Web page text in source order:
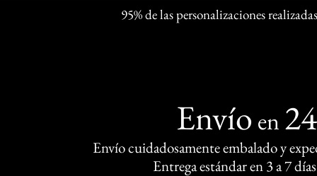
95% de las personalizaciones
Envío en
Envío cuidadosamente embalado y
Entrega estándar en 3 a 7